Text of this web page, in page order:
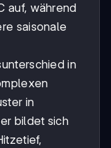
auf, während
saisonale
in
in
bildet sich